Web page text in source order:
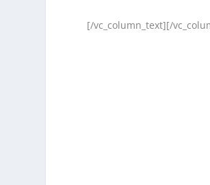
[/vc_column_text][/